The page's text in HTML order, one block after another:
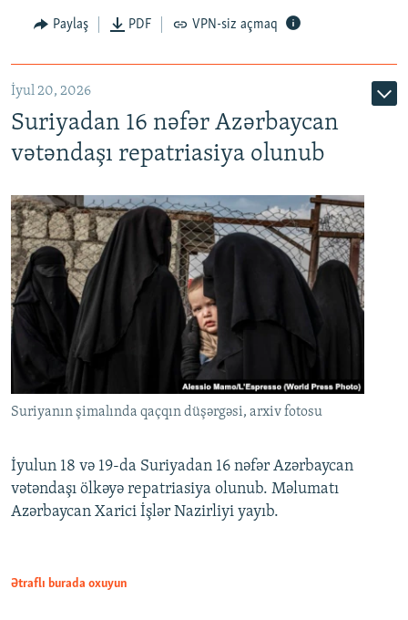
Auto
Paylaş PDF VPN-siz açmaq
İyul 20, 2026
Suriyadan 16 nəfər Azərbaycan
vətəndaşı repatriasiya olunub
Suriyanın şimalında qaçqın düşərgəsi, arxiv fotosu
İyulun 18 və 19-da Suriyadan 16 nəfər Azərbaycan
vətəndaşı ölkəyə repatriasiya olunub. Məlumatı
Azərbaycan Xarici İşlər Nazirliyi yayıb.
Ətraflı burada oxuyun